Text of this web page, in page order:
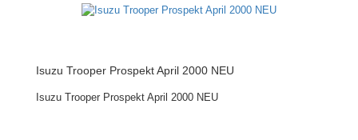
Isuzu Trooper Prospekt April 2000 NEU
Isuzu Trooper Prospekt April 2000 NEU